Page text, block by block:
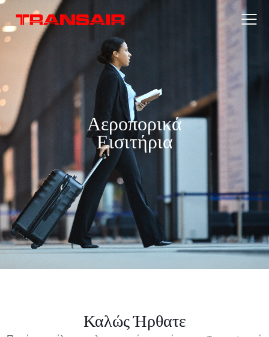
Αεροπορικά
Εισιτήρια
Καλώς Ήρθατε